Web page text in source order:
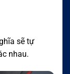
sẽ tự
nhau.